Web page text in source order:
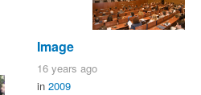
Image
16 years ago
in 2009